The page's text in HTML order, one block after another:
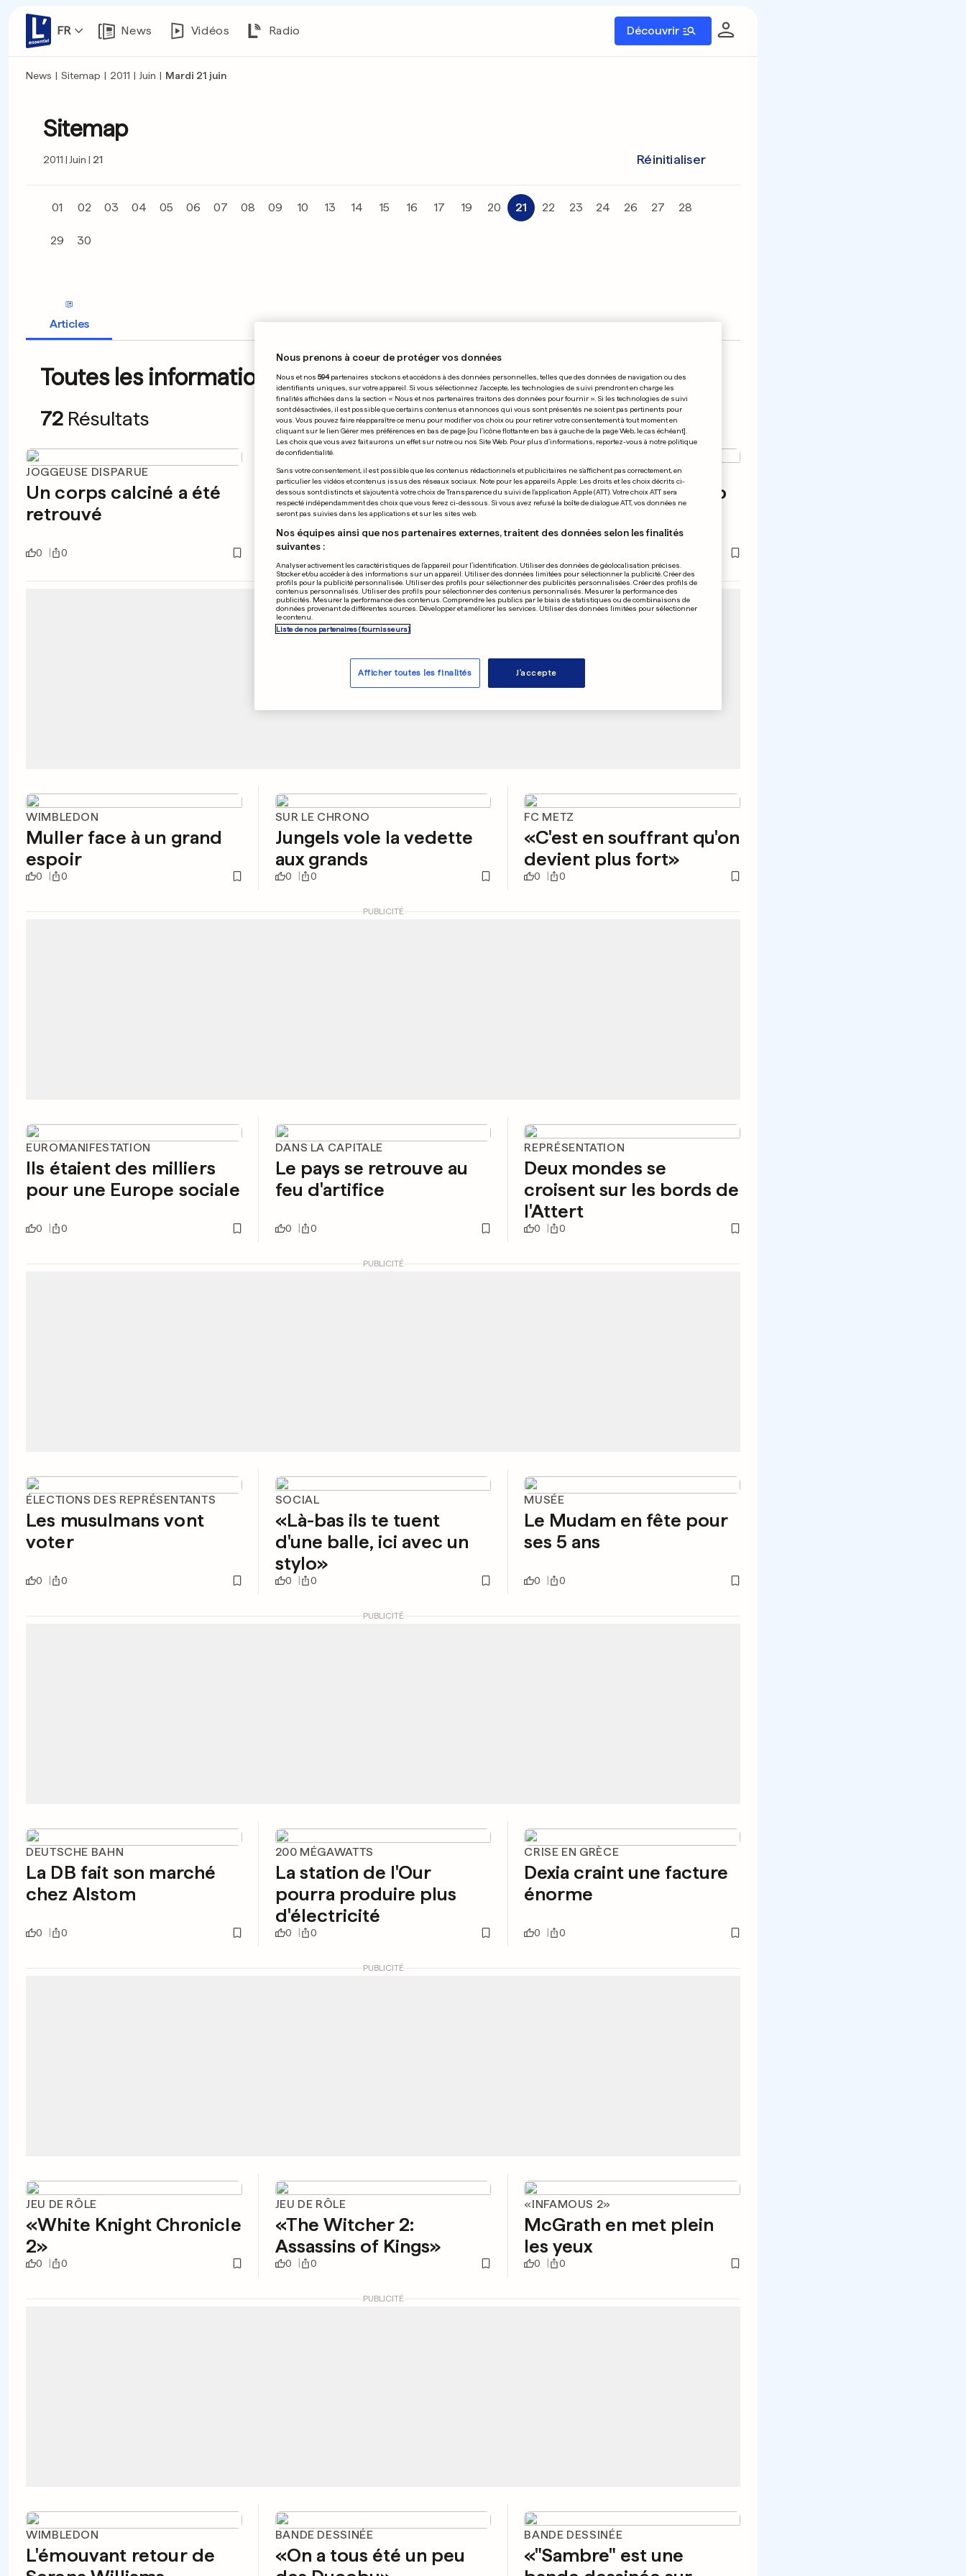
FR News Vidéos Radio Découvrir
News | Sitemap | 2011 | Juin | Mardi 21 juin
Sitemap
2011 Juin 21 Réinitialiser
01 02 03 04 05 06 07 08 09 10 13 14 15 16 17 19 20 21 22 23 24 26 27 28
29 30
Articles
Toutes les informations du 21.06.2011
72 Résultats
JOGGEUSE DISPARUE
Un corps calciné a été
retrouvé
0 0
CLIMAT
La Pologne bloque la
position de l'Europe
0 0
FOOTBALL
Villas-Boas quitte Porto
et fait route vers
Chelsea
PUBLICITÉ
WIMBLEDON
Muller face à un grand
espoir
0 0
SUR LE CHRONO
Jungels vole la vedette
aux grands
0 0
FC METZ
«C'est en souffrant qu'on
devient plus fort»
0 0
PUBLICITÉ
EUROMANIFESTATION
Ils étaient des milliers
pour une Europe sociale
0 0
DANS LA CAPITALE
Le pays se retrouve au
feu d'artifice
0 0
REPRÉSENTATION
Deux mondes se
croisent sur les bords de
l'Attert
0 0
PUBLICITÉ
ÉLECTIONS DES REPRÉSENTANTS
Les musulmans vont
voter
0 0
SOCIAL
«Là-bas ils te tuent
d'une balle, ici avec un
stylo»
0 0
MUSÉE
Le Mudam en fête pour
ses 5 ans
0 0
PUBLICITÉ
DEUTSCHE BAHN
La DB fait son marché
chez Alstom
0 0
200 MÉGAWATTS
La station de l'Our
pourra produire plus
d'électricité
0 0
CRISE EN GRÈCE
Dexia craint une facture
énorme
0 0
PUBLICITÉ
JEU DE RÔLE
«White Knight Chronicle
2»
0 0
JEU DE RÔLE
«The Witcher 2:
Assassins of Kings»
0 0
«INFAMOUS 2»
McGrath en met plein
les yeux
0 0
PUBLICITÉ
WIMBLEDON
L'émouvant retour de
BANDE DESSINÉE
«On a tous été un peu
BANDE DESSINÉE
«"Sambre" est une
Nous prenons à coeur de protéger vos données
Nous et nos 594partenaires stockons et accédons à des données personnelles, telles que des données de navigation ou des
identifiants uniques, sur votre appareil. Si vous sélectionnez J'accepte, les technologies de suivi prendront en charge les
finalités affichées dans la section « Nous et nos partenaires traitons des données pour fournir ». Si les technologies de suivi
sont désactivées, il est possible que certains contenus et annonces qui vous sont présentés ne soient pas pertinents pour
vous. Vous pouvez faire réapparaître ce menu pour modifier vos choix ou pour retirer votre consentement à tout moment en
cliquant sur le lien Gérer mes préférences en bas de page [ou l'icône flottante en bas à gauche de la page Web, le cas échéant].
Les choix que vous avez fait aurons un effet sur notre ou nos Site Web. Pour plus d’informations, reportez-vous à notre politique
de confidentialité.
Sans votre consentement, il est possible que les contenus rédactionnels et publicitaires ne s'affichent pas correctement, en
particulier les vidéos et contenus issus des réseaux sociaux. Note pour les appareils Apple: Les droits et les choix décrits ci-
dessous sont distincts et s'ajoutent à votre choix de Transparence du suivi de l'application Apple (ATT). Votre choix ATT sera
respecté indépendamment des choix que vous ferez ci-dessous. Si vous avez refusé la boîte de dialogue ATT, vos données ne
seront pas suivies dans les applications et sur les sites web.
Nos équipes ainsi que nos partenaires externes, traitent des données selon les finalités
suivantes :
Analyser activement les caractéristiques de l’appareil pour l’identification. Utiliser des données de géolocalisation précises.
Stocker et/ou accéder à des informations sur un appareil. Utiliser des données limitées pour sélectionner la publicité. Créer des
profils pour la publicité personnalisée. Utiliser des profils pour sélectionner des publicités personnalisées. Créer des profils de
contenus personnalisés. Utiliser des profils pour sélectionner des contenus personnalisés. Mesurer la performance des
publicités. Mesurer la performance des contenus. Comprendre les publics par le biais de statistiques ou de combinaisons de
données provenant de différentes sources. Développer et améliorer les services. Utiliser des données limitées pour sélectionner
le contenu.
Liste de nos partenaires (fournisseurs)
Afficher toutes les finalités J'accepte